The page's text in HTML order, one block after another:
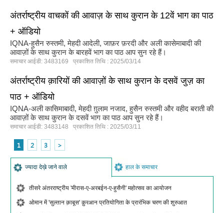
अंतर्राष्ट्रीय वाचकों की आवाज़ के साथ कुरान के 12वें भाग का पाठ
+ ऑडियो
IQNA-हुसैन रुस्तमी, मेहदी आदेली, जाफ़र फ़रदी और अली कासेमाबादी की
आवाज़ों के साथ कुरान के बारहवें भाग का पाठ आप सुन रहे हैं।
समाचार आईडी: 3483169 प्रकाशित तिथि : 2025/03/14
अंतर्राष्ट्रीय क़ारियों की आवाज़ों के साथ कुरान के दसवें जुज़ का
पाठ + ऑडियो
IQNA-अली कासिमाबादी, मेहदी ग़ुलाम नजाद, हुसैन रुस्तमी और वहीद बराती की
आवाज़ों के साथ कुरान के दसवें भाग का पाठ आप सुन रहे हैं।
समाचार आईडी: 3483148 प्रकाशित तिथि : 2025/03/11
1 2 3 >
ज्यादा देख़े जाने वाले हाल के समाचार
तीसरे अंतरराष्ट्रीय 'मीरास-ए-अरबईन-ए-हुसैनी' महोत्सव का आयोजन
ओमान में 'सुल्तान क़ाबूस' क़ुरआन प्रतियोगिता के प्रारंभिक चरण की शुरुआत